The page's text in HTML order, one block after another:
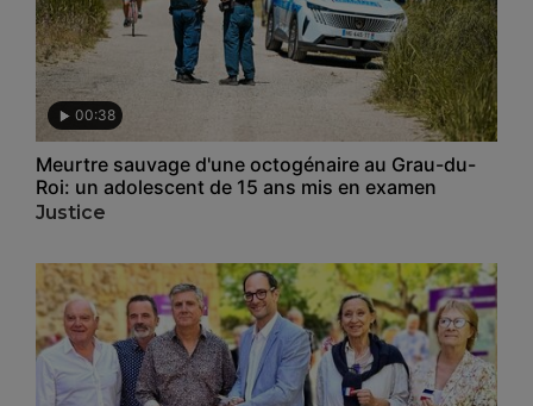
00:38
Meurtre sauvage d'une octogénaire au Grau-du-
Roi: un adolescent de 15 ans mis en examen
Justice